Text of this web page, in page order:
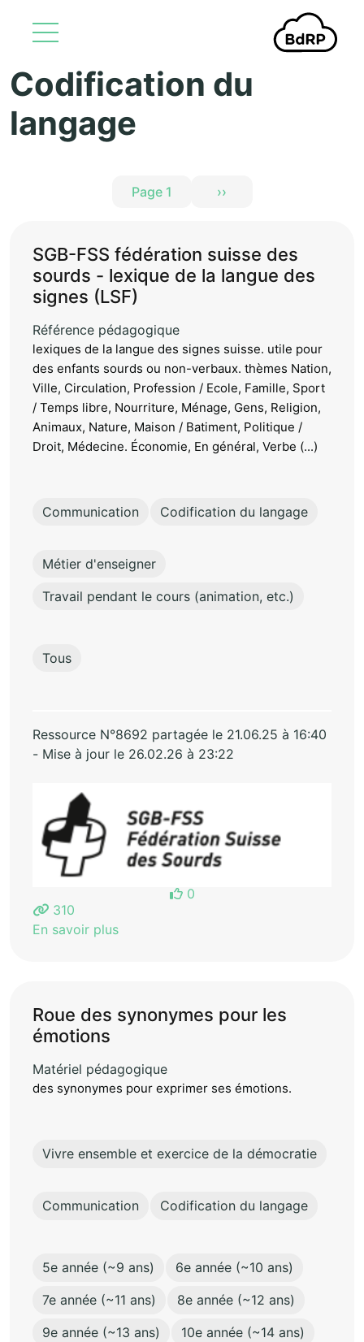
Aller au contenu principal
Codification du
langage
Page 1 ››
SGB-FSS fédération suisse des
sourds - lexique de la langue des
signes (LSF)
Référence pédagogique
lexiques de la langue des signes suisse. utile pour
des enfants sourds ou non-verbaux. thèmes Nation,
Ville, Circulation, Profession / Ecole, Famille, Sport
/ Temps libre, Nourriture, Ménage, Gens, Religion,
Animaux, Nature, Maison / Batiment, Politique /
Droit, Médecine. Économie, En général, Verbe (...)
Communication Codification du langage
Métier d'enseigner
Travail pendant le cours (animation, etc.)
Tous
Ressource N°8692 partagée le 21.06.25 à 16:40
- Mise à jour le 26.02.26 à 23:22
0
310
En savoir plus
Roue des synonymes pour les
émotions
Matériel pédagogique
des synonymes pour exprimer ses émotions.
Vivre ensemble et exercice de la démocratie
Communication Codification du langage
5e année (~9 ans)
6e année (~10 ans)
7e année (~11 ans)
8e année (~12 ans)
9e année (~13 ans)
10e année (~14 ans)